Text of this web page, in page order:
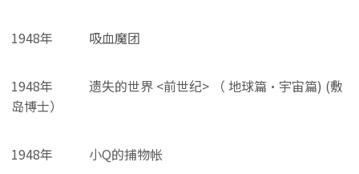
1948年 吸血魔团
1948年
遗失的世界 <前世纪> （ 地球篇・宇宙篇) (敷
岛博士）
1948年 小Q的捕物帐